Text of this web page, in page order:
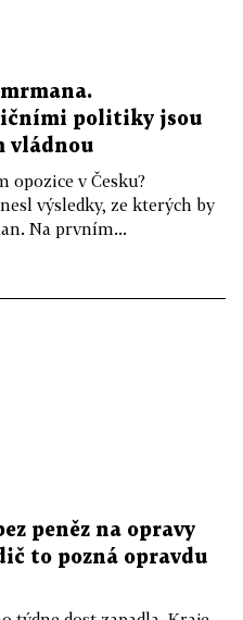
politiky jsou
vládnou
opozice v Česku?
výsledky, ze kterých by
Na prvním...
peněz na opravy
to pozná opravdu